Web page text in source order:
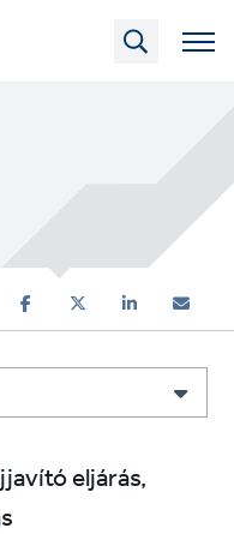
eljárás,